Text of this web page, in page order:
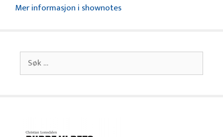
Mer informasjon i shownotes
Søk
etter: